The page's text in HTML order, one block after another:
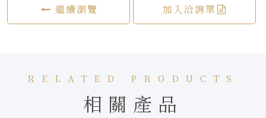
繼續瀏覽 加入洽詢單
RELATED PRODUCTS
相關產品